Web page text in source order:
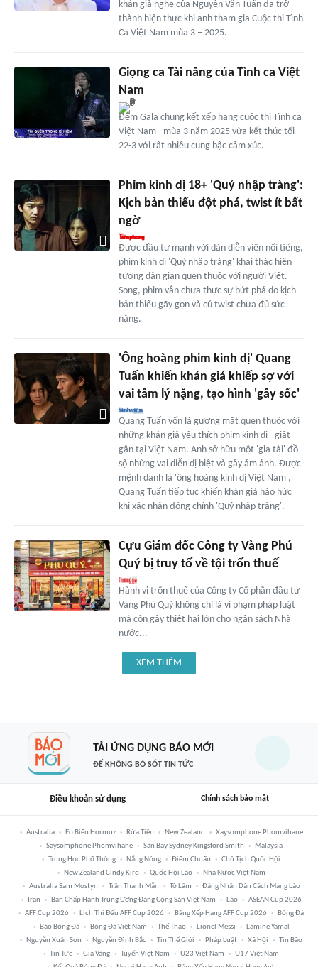
khán giả nghe của Nguyễn Văn Tuấn đã trở
thành hiện thực khi anh tham gia Cuộc thi Tình
Ca Việt Nam mùa 3 – 2025.
Giọng ca Tài năng của Tình ca Việt
Nam
Đêm Gala chung kết xếp hạng cuộc thi Tình ca
Việt Nam - mùa 3 năm 2025 vừa kết thúc tối
22-3 với rất nhiều cung bậc cảm xúc.
Phim kinh dị 18+ 'Quỷ nhập tràng':
Kịch bản thiếu đột phá, twist ít bất
ngờ
Được đầu tư mạnh với dàn diễn viên nổi tiếng,
phim kinh dị 'Quỷ nhập tràng' khai thác hiện
tượng dân gian quen thuộc với người Việt.
Song, phim vẫn chưa thực sự bứt phá do kịch
bản thiếu gãy gọn và cú twist chưa đủ sức
nặng.
'Ông hoàng phim kinh dị' Quang
Tuấn khiến khán giả khiếp sợ với
vai tâm lý nặng, tạo hình 'gây sốc'
Quang Tuấn vốn là gương mặt quen thuộc với
những khán giả yêu thích phim kinh dị - giật
gân tại Việt Nam. Anh sở hữu một 'gia tài' đồ
sộ những vai diễn dị biệt và gây ám ảnh. Được
mệnh danh là 'ông hoàng kinh dị Việt Nam',
Quang Tuấn tiếp tục khiến khán giả háo hức
khi xác nhận đóng chính 'Quỷ nhập tràng'.
Cựu Giám đốc Công ty Vàng Phú
Quý bị truy tố về tội trốn thuế
Hành vi trốn thuế của Công ty Cổ phần đầu tư
Vàng Phú Quý không chỉ là vi phạm pháp luật
mà còn gây thiệt hại lớn cho ngân sách Nhà
nước...
XEM THÊM
TẢI ỨNG DỤNG BÁO MỚI
ĐỂ KHÔNG BỎ SÓT TIN TỨC
Điều khoản sử dụng Chính sách bảo mật
Australia Eo Biển Hormuz Rửa Tiền New Zealand
Xaysomphone Phomvihane
Saysomphone Phomvihane
Sân Bay Sydney Kingsford Smith
Malaysia
Trung Học Phổ Thông
Nắng Nóng Điểm Chuẩn
Chủ Tịch Quốc Hội
New Zealand Cindy Kiro
Quốc Hội Lào
Nhà Nước Việt Nam
Australia Sam Mostyn
Trần Thanh Mẫn Tô Lâm
Đảng Nhân Dân Cách Mạng Lào
Iran
Ban Chấp Hành Trung Ương Đảng Cộng Sản Việt Nam Lào
ASEAN Cup 2026
AFF Cup 2026
Lịch Thi Đấu AFF Cup 2026 Bảng Xếp Hạng AFF Cup 2026
Bóng Đá
Báo Bóng Đá
Bóng Đá Việt Nam Thể Thao Lionel Messi
Lamine Yamal
Nguyễn Xuân Son
Nguyễn Đình Bắc Tin Thế Giới Pháp Luật Xã Hội
Tin Bão
Tin Tức
Giá Vàng Tuyển Việt Nam U23 Việt Nam
U17 Việt Nam